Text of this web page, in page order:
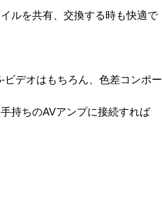
ルを共有、交換する時も快適で
デオはもちろん、色差コンポー
持ちのAVアンプに接続すれば